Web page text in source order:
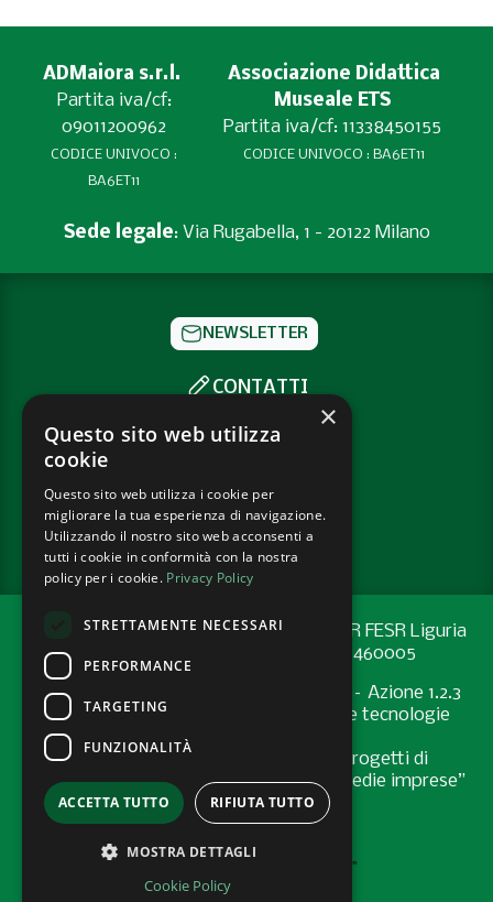
ADMaiora s.r.l.
Partita iva/cf:
09011200962
CODICE UNIVOCO :
BA6ET11
Associazione Didattica
Museale ETS
Partita iva/cf: 11338450155
CODICE UNIVOCO : BA6ET11
Sede legale: Via Rugabella, 1 - 20122 Milano
NEWSLETTER
CONTATTI
SOCIAL
PRIVACY POLICY
COOKIE POLICY
Progetto cofinanziato con risorse del PR FESR Liguria
2021-2027 codice CUP: G44E24001460005
Programma Regionale FESR 2021-2027 – Azione 1.2.3
"Sostenere l’introduzione di pratiche e tecnologie
digitali nelle imprese
Bando “Supporto allo sviluppo di progetti di
digitalizzazione nelle micro, piccole e medie imprese”
- Anno 2024
×
Questo sito web utilizza
cookie
Questo sito web utilizza i cookie per
migliorare la tua esperienza di navigazione.
Utilizzando il nostro sito web acconsenti a
tutti i cookie in conformità con la nostra
policy per i cookie. Privacy Policy
STRETTAMENTE NECESSARI
PERFORMANCE
TARGETING
FUNZIONALITÀ
ACCETTA TUTTO RIFIUTA TUTTO
MOSTRA DETTAGLI
Cookie Policy